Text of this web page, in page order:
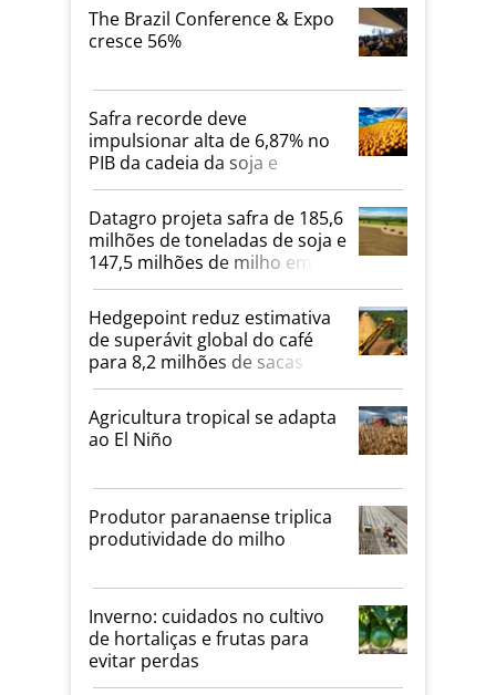
The Brazil Conference & Expo
cresce 56%
Safra recorde deve
impulsionar alta de 6,87% no
PIB da cadeia da soja e
biodiesel em 2026
Datagro projeta safra de 185,6
milhões de toneladas de soja e
147,5 milhões de milho em
2026/27
Hedgepoint reduz estimativa
de superávit global do café
para 8,2 milhões de sacas
Agricultura tropical se adapta
ao El Niño
Produtor paranaense triplica
produtividade do milho
Inverno: cuidados no cultivo
de hortaliças e frutas para
evitar perdas